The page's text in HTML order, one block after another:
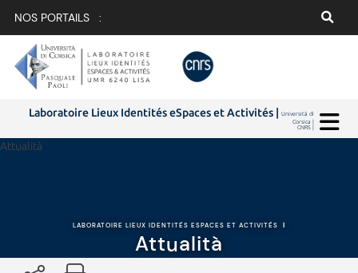
NOS PORTAILS :
Laboratoire Lieux Identités eSpaces et Activités |Università di
Corsica |
CNRS |
Attualità
LABORATOIRE LIEUX IDENTITÉS ESPACES ET ACTIVITÉS |
Attualità